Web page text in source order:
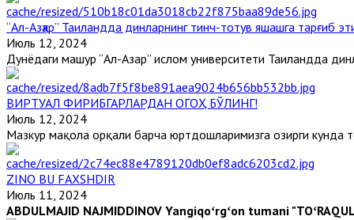
“Ал-Азҳар” Таиландда динларнинг тинч-тотув яшашга тарғиб
Июль 12, 2024
Дунёдаги машҳур “Ал-Азҳар” ислом университети Таиландда
ВИРТУАЛ ФИРИБГАРЛАРДАН ОГОҲ БЎЛИНГ!
Июль 12, 2024
Мазкур мақола орқали барча юртдошларимизга ҳозирги кунда
ZINO BU FAXSHDIR
Июль 11, 2024
ABDULMAJID NAJMIDDINOV Yangiqoʻrgʻon tumani